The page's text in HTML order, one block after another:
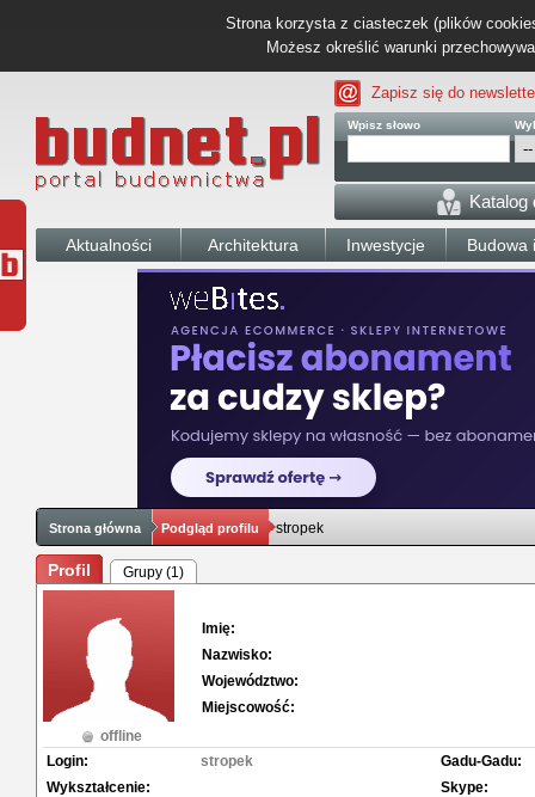
Strona korzysta z ciasteczek (plików
Możesz określić warunki
Zapisz się do
Wpisz słowo
Katalog
Aktualności Architektura Inwestycje Budowa
Strona główna Podgląd profilu stropek
Profil Grupy (1)
offline
Imię:
Nazwisko:
Województwo:
Miejscowość:
Login:
stropek
Wykształcenie:
Gadu-Gadu:
Skype: